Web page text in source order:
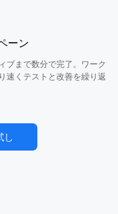
ーン
ブまで数分で完了。ワーク
速くテストと改善を繰り返
し